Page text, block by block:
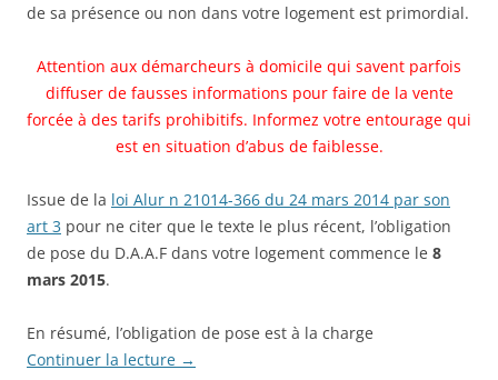
de sa présence ou non dans votre logement est primordial.
Attention aux démarcheurs à domicile qui savent parfois
diffuser de fausses informations pour faire de la vente
forcée à des tarifs prohibitifs. Informez votre entourage qui
est en situation d’abus de faiblesse.
Issue de la loi Alur n 21014-366 du 24 mars 2014 par son
art 3 pour ne citer que le texte le plus récent, l’obligation
de pose du D.A.A.F dans votre logement commence le 8
mars 2015.
En résumé, l’obligation de pose est à la charge
Continuer la lecture →